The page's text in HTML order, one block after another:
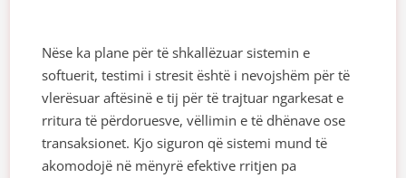
Nëse ka plane për të shkallëzuar sistemin e
softuerit, testimi i stresit është i nevojshëm për të
vlerësuar aftësinë e tij për të trajtuar ngarkesat e
rritura të përdoruesve, vëllimin e të dhënave ose
transaksionet. Kjo siguron që sistemi mund të
akomodojë në mënyrë efektive rritjen pa